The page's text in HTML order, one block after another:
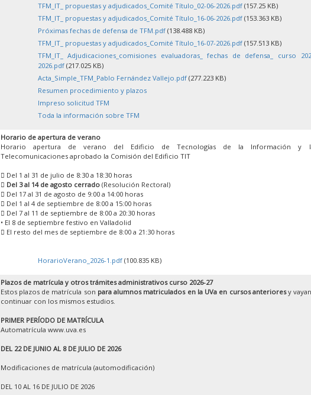
TFM_IT_ propuestas y adjudicados_Comité Título_02-06-2026.pdf(157.25 KB)
TFM_IT_ propuestas y adjudicados_Comité Título_16-06-2026.pdf(153.363 KB)
Próximas fechas de defensa de TFM.pdf(138.488 KB)
TFM_IT_ propuestas y adjudicados_Comité Título_16-07-2026.pdf(157.513 KB)
TFM_IT_ Adjudicaciones_comisiones evaluadoras_ fechas de defensa_ curso
2026.pdf(217.025 KB)
Acta_Simple_TFM_Pablo Fernández Vallejo.pdf(277.223 KB)
Resumen procedimiento y plazos
Impreso solicitud TFM
Toda la información sobre TFM
Horario de apertura de verano
Horario apertura de verano del Edificio de Tecnologías de la Información y
Telecomunicaciones aprobado la Comisión del Edificio TIT
 Del 1 al 31 de julio de 8:30 a 18:30 horas
 Del 3 al 14 de agosto cerrado(Resolución Rectoral)
 Del 17 al 31 de agosto de 9:00 a 14:00 horas
 Del 1 al 4 de septiembre de 8:00 a 15:00 horas
 Del 7 al 11 de septiembre de 8:00 a 20:30 horas
• El 8 de septiembre festivo en Valladolid
 El resto del mes de septiembre de 8:00 a 21:30 horas
HorarioVerano_2026-1.pdf(100.835 KB)
Plazos de matrícula y otros trámites administrativos curso 2026-27
Estos plazos de matrícula son para alumnos matriculados en la UVa en cursos anterioresy
continuar con los mismos estudios.
PRIMER PERÍODO DE MATRÍCULA
Automatrícula www.uva.es
DEL 22 DE JUNIO AL 8 DE JULIO DE 2026
Modificaciones de matrícula (automodificación)
DEL 10 AL 16 DE JULIO DE 2026